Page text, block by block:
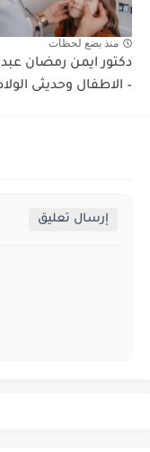
منذ بضع لحظات
دكتور ايمن رمضان
– الاطفال وحديثى
إرسال تعليق